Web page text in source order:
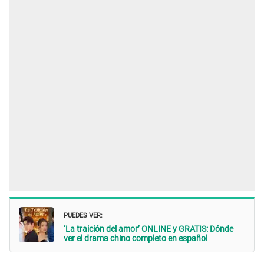
PUEDES VER:
‘La traición del amor’ ONLINE y GRATIS: Dónde
ver el drama chino completo en español